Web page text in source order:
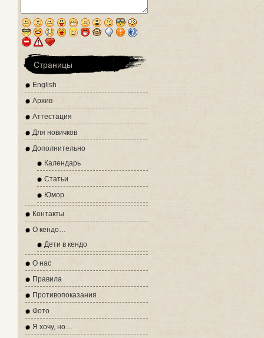
Страницы
English
Архив
Аттестация
Для новичков
Дополнительно
Календарь
Статьи
Юмор
Контакты
О кендо…
Дети в кендо
О нас
Правила
Противопоказания
Фото
Я хочу, но…